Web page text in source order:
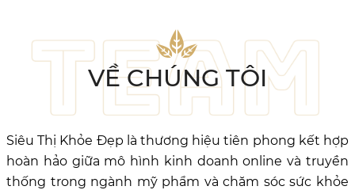
VỀ CHÚNG TÔI
Siêu Thị Khỏe Đẹp là thương hiệu tiên phong kết hợp
hoàn hảo giữa mô hình kinh doanh online và truyền
thống trong ngành mỹ phẩm và chăm sóc sức khỏe